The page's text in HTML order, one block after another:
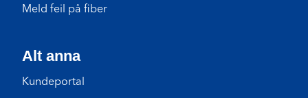
Meld feil på fiber
Alt anna
Kundeportal